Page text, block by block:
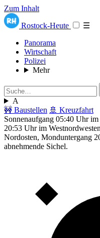
Zum Inhalt
Rostock-Heute
☰
Panorama
Wirtschaft
Polizei
Mehr
A
🚧 Baustellen 🚢 Kreuzfahrt
Sonnenaufgang 05:40 Uhr
20:53 Uhr im
Nordosten, Monduntergang
abnehmende Sichel.